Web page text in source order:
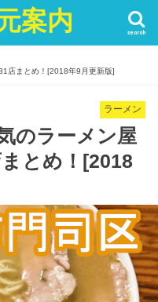
案内 search
店まとめ！[2018年9月更新版]
ラーメン
のラーメン屋
とめ！[2018